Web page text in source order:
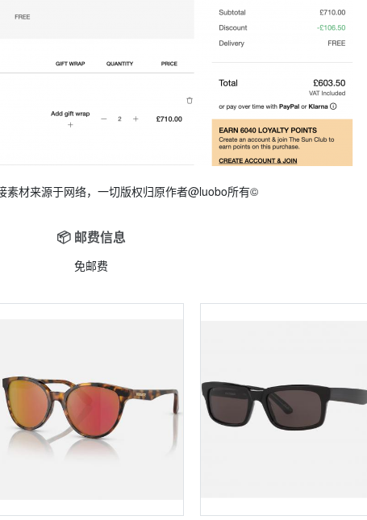
素材来源于网络，一切版权归原作者@luobo所有©
📦 邮费信息
免邮费